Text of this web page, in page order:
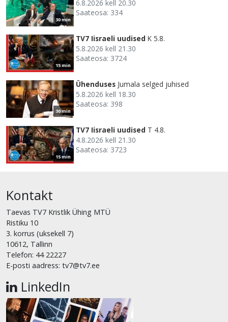
30 min
6.8.2026 kell 20.30
Saateosa: 334
15 min
TV7 Iisraeli uudised K 5.8.
5.8.2026 kell 21.30
Saateosa: 3724
30 min
Ühenduses Jumala selged juhised
5.8.2026 kell 18.30
Saateosa: 398
15 min
TV7 Iisraeli uudised T 4.8.
4.8.2026 kell 21.30
Saateosa: 3723
Kontakt
Taevas TV7 Kristlik Ühing MTÜ
Ristiku 10
3. korrus (uksekell 7)
10612, Tallinn
Telefon: 44 22227
E-posti aadress: tv7@tv7.ee
LinkedIn